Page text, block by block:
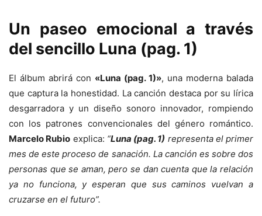
Un paseo emocional a través
del sencillo Luna (pag. 1)
El álbum abrirá con «Luna (pag. 1)», una moderna balada
que captura la honestidad. La canción destaca por su lírica
desgarradora y un diseño sonoro innovador, rompiendo
con los patrones convencionales del género romántico.
Marcelo Rubio explica: “Luna (pag. 1) representa el primer
mes de este proceso de sanación. La canción es sobre dos
personas que se aman, pero se dan cuenta que la relación
ya no funciona, y esperan que sus caminos vuelvan a
cruzarse en el futuro”.